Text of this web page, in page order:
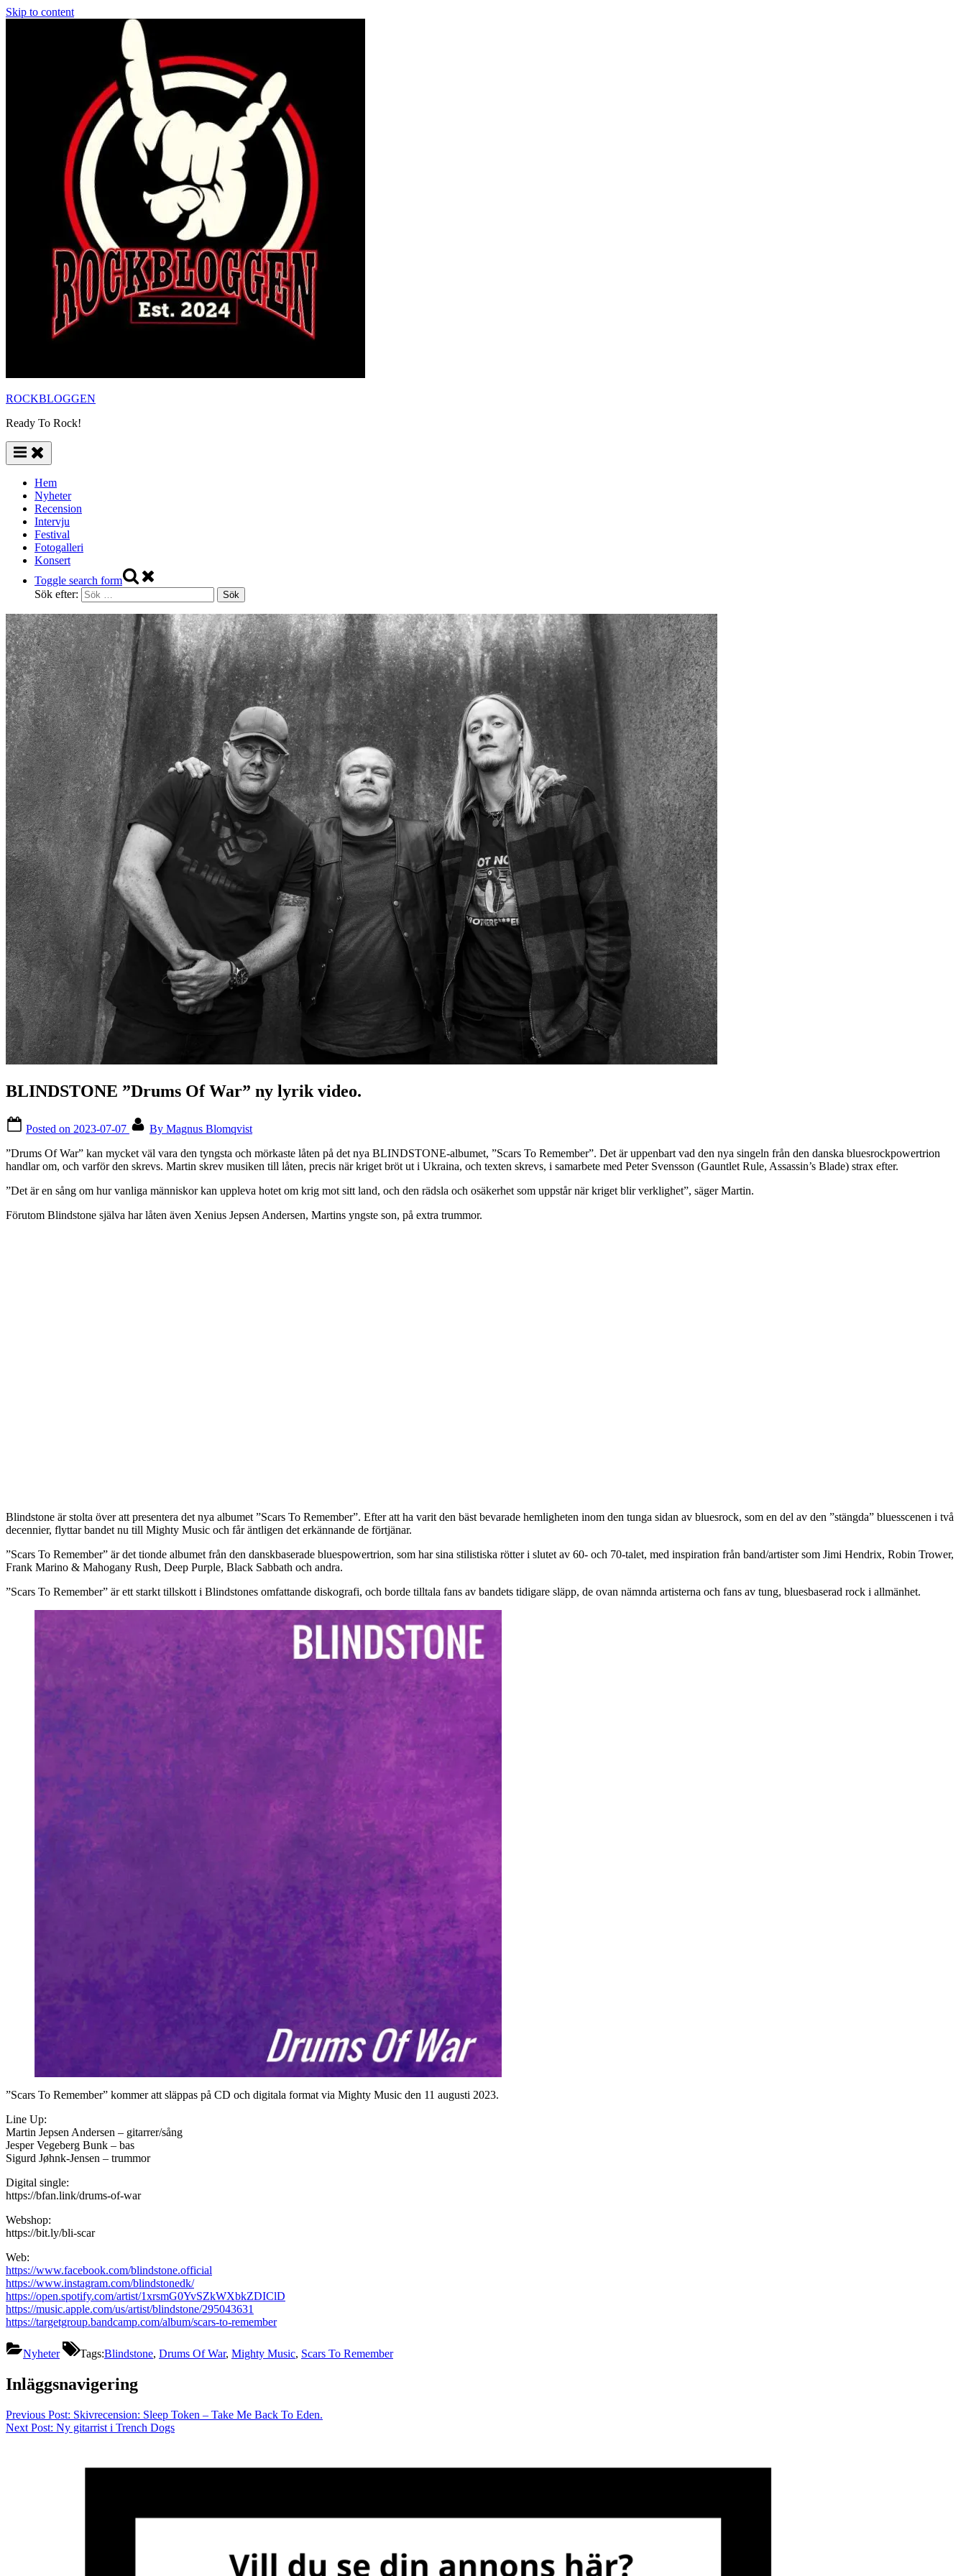
Skip to content
ROCKBLOGGEN
Ready To Rock!
Hem
Nyheter
Recension
Intervju
Festival
Fotogalleri
Konsert
Toggle search form
Sök efter:
BLINDSTONE ”Drums Of War” ny lyrik video.
Posted on 2023-07-07 By Magnus Blomqvist
”Drums Of War” kan mycket väl vara den tyngsta och mörkaste låten på det nya BLINDSTONE-albumet, ”Scars To Remember”. Det är uppenbart vad den nya singeln från den danska bluesrockpowertrion
handlar om, och varför den skrevs. Martin skrev musiken till låten, precis när kriget bröt ut i Ukraina, och texten skrevs, i samarbete med Peter Svensson (Gauntlet Rule, Assassin’s Blade) strax efter.
”Det är en sång om hur vanliga människor kan uppleva hotet om krig mot sitt land, och den rädsla och osäkerhet som uppstår när kriget blir verklighet”, säger Martin.
Förutom Blindstone själva har låten även Xenius Jepsen Andersen, Martins yngste son, på extra trummor.
Blindstone är stolta över att presentera det nya albumet ”Scars To Remember”. Efter att ha varit den bäst bevarade hemligheten inom den tunga sidan av bluesrock, som en del av den ”stängda” bluesscenen i två
decennier, flyttar bandet nu till Mighty Music och får äntligen det erkännande de förtjänar.
”Scars To Remember” är det tionde albumet från den danskbaserade bluespowertrion, som har sina stilistiska rötter i slutet av 60- och 70-talet, med inspiration från band/artister som Jimi Hendrix, Robin Trower,
Frank Marino & Mahogany Rush, Deep Purple, Black Sabbath och andra.
”Scars To Remember” är ett starkt tillskott i Blindstones omfattande diskografi, och borde tilltala fans av bandets tidigare släpp, de ovan nämnda artisterna och fans av tung, bluesbaserad rock i allmänhet.
”Scars To Remember” kommer att släppas på CD och digitala format via Mighty Music den 11 augusti 2023.
Line Up:
Martin Jepsen Andersen – gitarrer/sång
Jesper Vegeberg Bunk – bas
Sigurd Jøhnk-Jensen – trummor
Digital single:
https://bfan.link/drums-of-war
Webshop:
https://bit.ly/bli-scar
Web:
https://www.facebook.com/blindstone.official
https://www.instagram.com/blindstonedk/
https://open.spotify.com/artist/1xrsmG0YvSZkWXbkZDIClD
https://music.apple.com/us/artist/blindstone/295043631
https://targetgroup.bandcamp.com/album/scars-to-remember
Nyheter Tags:Blindstone, Drums Of War, Mighty Music, Scars To Remember
Inläggsnavigering
Previous Post: Skivrecension: Sleep Token – Take Me Back To Eden.
Next Post: Ny gitarrist i Trench Dogs